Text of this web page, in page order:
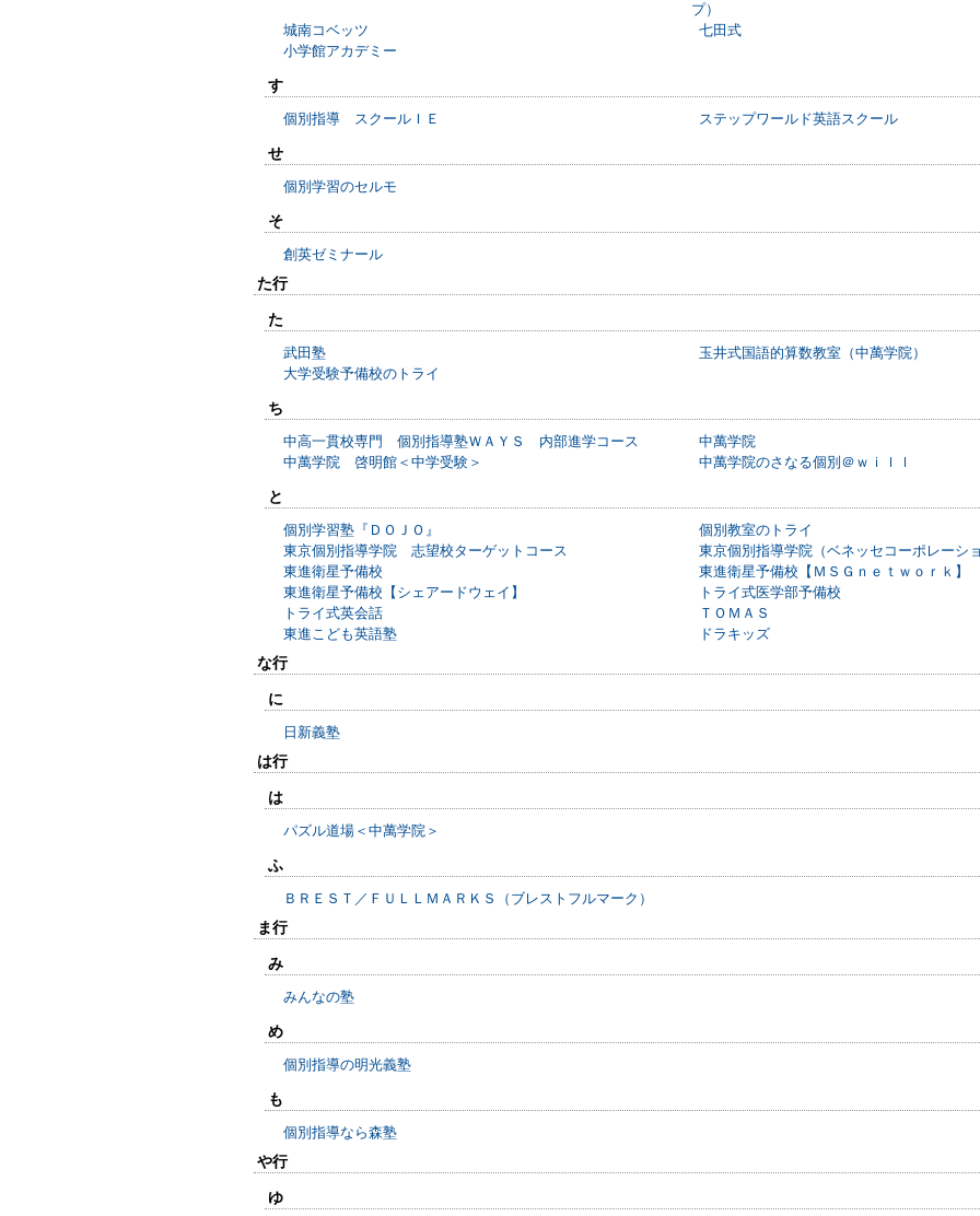
プ）
城南コベッツ
七田式
小学館アカデミー
す
個別指導 スクールＩＥ ステップワールド英語スクール
せ
個別学習のセルモ
そ
創英ゼミナール
た行
た
武田塾
玉井式国語的算数教室（中萬学院）
大学受験予備校のトライ
ち
中高一貫校専門 個別指導塾ＷＡＹＳ 内部進学コース
中萬学院
中萬学院 啓明館＜中学受験＞
中萬学院のさなる個別＠ｗｉｌｌ
と
個別学習塾『ＤＯＪＯ』
個別教室のトライ
東京個別指導学院 志望校ターゲットコース
東京個別指導学院（ベネッセコーポレーシ
東進衛星予備校
東進衛星予備校【ＭＳＧｎｅｔｗｏｒｋ】
東進衛星予備校【シェアードウェイ】
トライ式医学部予備校
トライ式英会話
ＴＯＭＡＳ
東進こども英語塾
ドラキッズ
な行
に
日新義塾
は行
は
パズル道場＜中萬学院＞
ふ
ＢＲＥＳＴ／ＦＵＬＬＭＡＲＫＳ（ブレストフルマーク）
ま行
み
みんなの塾
め
個別指導の明光義塾
も
個別指導なら森塾
や行
ゆ